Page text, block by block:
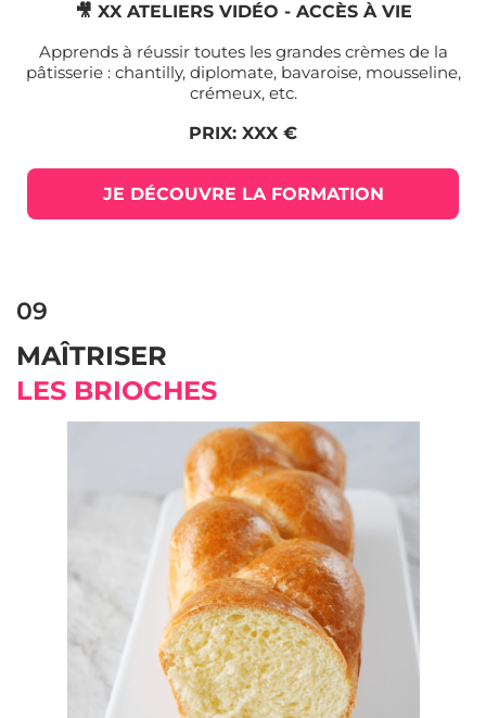
🎥 XX ATELIERS VIDÉO - ACCÈS À VIE
Apprends à réussir toutes les grandes crèmes de la
pâtisserie : chantilly, diplomate, bavaroise, mousseline,
crémeux, etc.
PRIX: XXX €
JE DÉCOUVRE LA FORMATION
09
MAÎTRISER
LES BRIOCHES